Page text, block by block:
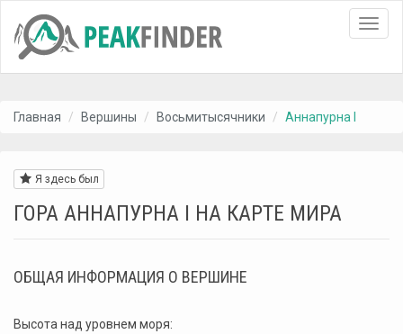
Главная Вершины Восьмитысячники Аннапурна I
Я здесь был
ГОРА АННАПУРНА I НА КАРТЕ МИРА
ОБЩАЯ ИНФОРМАЦИЯ О ВЕРШИНЕ
Высота над уровнем моря: